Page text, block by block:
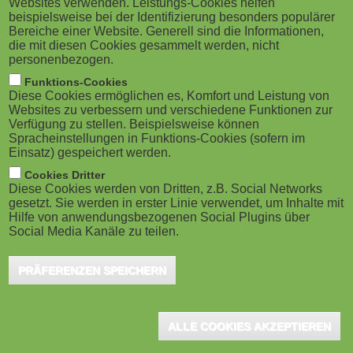
M
o
b
i
l
e
)
g
a
o
n
Hannover, April 2018 - Wenn am 11. Juni 2018 auf dem
Messegelände in Hannover die neue CEBIT startet,
wird die ganze Stadt zur CEBIT-City. "Zusammen mit
vielen Partnern werden wir die Stimmung, die
Atmosphäre und die Themen der CEBIT mitten in die
Stadt tragen. Denn CEBIT und Hannover gehören
untrennbar zusammen. Wir wollen, dass Hannover zur
CEBIT richtig brummt", sagte Oliver Frese, Vorstand
Sommer kann sich Hannover als Gastgeberin,
unterstrich Stefan Schostok, Oberbürgermeister der
Websites verwenden. Leistungs-Cookies helfen
beispielsweise bei der Identifizierung besonders populärer
Bereiche einer Website. Generell sind die Informationen,
die mit diesen Cookies gesammelt werden, nicht
personenbezogen.
Funktions-Cookies
Diese Cookies ermöglichen es, Komfort und Leistung von
Websites zu verbessern und verschiedene Funktionen zur
Verfügung zu stellen. Beispielsweise können
Spracheinstellungen in Funktions-Cookies (sofern im
Einsatz) gespeichert werden.
Cookies Dritter
Diese Cookies werden von Dritten, z.B. Social Networks
gesetzt. Sie werden in erster Linie verwendet, um Inhalte mit
Hilfe von anwendungsbezogenen Social Plugins über
Social Media Kanäle zu teilen.
PRÄFERENZEN SPEICHERN
ALLE COOKIES AKZEPTIEREN